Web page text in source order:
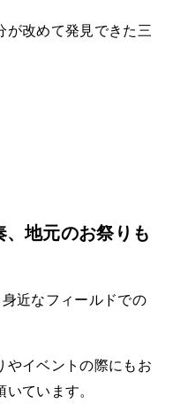
が改めて発見できた三
、地元のお祭りも
近なフィールドでの
やイベントの際にもお
ています。